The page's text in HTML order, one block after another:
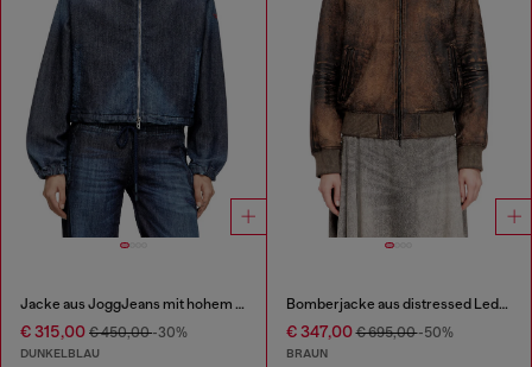
Jacke aus JoggJeans mit hohem Kragen
€ 315,00 € 450,00-30%
DUNKELBLAU
Bomberjacke aus distressed Leder
€ 347,00€ 695,00-50%
BRAUN